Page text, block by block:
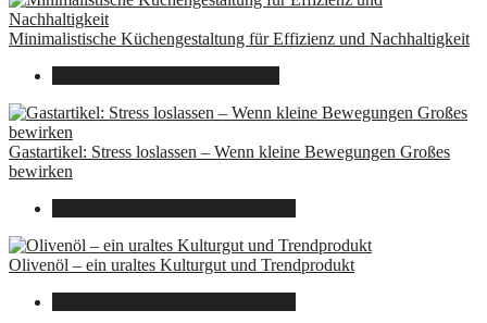
Minimalistische Küchengestaltung für Effizienz und Nachhaltigkeit
Gastartikel: Stress loslassen – Wenn kleine Bewegungen Großes
bewirken
Olivenöl – ein uraltes Kulturgut und Trendprodukt